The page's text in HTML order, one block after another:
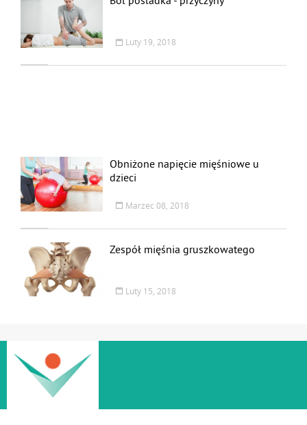
Luty 19, 2018
Obniżone napięcie mięśniowe u
dzieci
Marzec 08, 2018
Zespół mięśnia gruszkowatego
Luty 15, 2018